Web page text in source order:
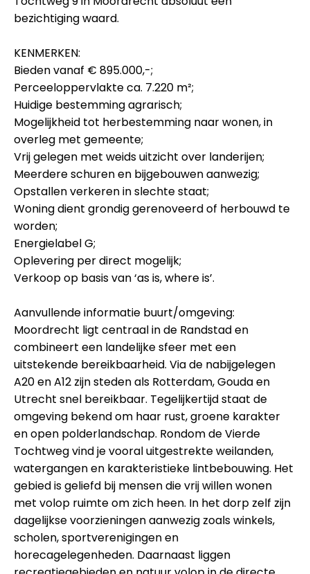
bezichtiging waard.
KENMERKEN:
Bieden vanaf € 895.000,-;
Perceeloppervlakte ca. 7.220 m²;
Huidige bestemming agrarisch;
Mogelijkheid tot herbestemming naar wonen, in
overleg met gemeente;
Vrij gelegen met weids uitzicht over landerijen;
Meerdere schuren en bijgebouwen aanwezig;
Opstallen verkeren in slechte staat;
Woning dient grondig gerenoveerd of herbouwd te
worden;
Energielabel G;
Oplevering per direct mogelijk;
Verkoop op basis van ‘as is, where is’.
Aanvullende informatie buurt/omgeving:
Moordrecht ligt centraal in de Randstad en
combineert een landelijke sfeer met een
uitstekende bereikbaarheid. Via de nabijgelegen
A20 en A12 zijn steden als Rotterdam, Gouda en
Utrecht snel bereikbaar. Tegelijkertijd staat de
omgeving bekend om haar rust, groene karakter
en open polderlandschap. Rondom de Vierde
Tochtweg vind je vooral uitgestrekte weilanden,
watergangen en karakteristieke lintbebouwing. Het
gebied is geliefd bij mensen die vrij willen wonen
met volop ruimte om zich heen. In het dorp zelf zijn
dagelijkse voorzieningen aanwezig zoals winkels,
scholen, sportverenigingen en
horecagelegenheden. Daarnaast liggen